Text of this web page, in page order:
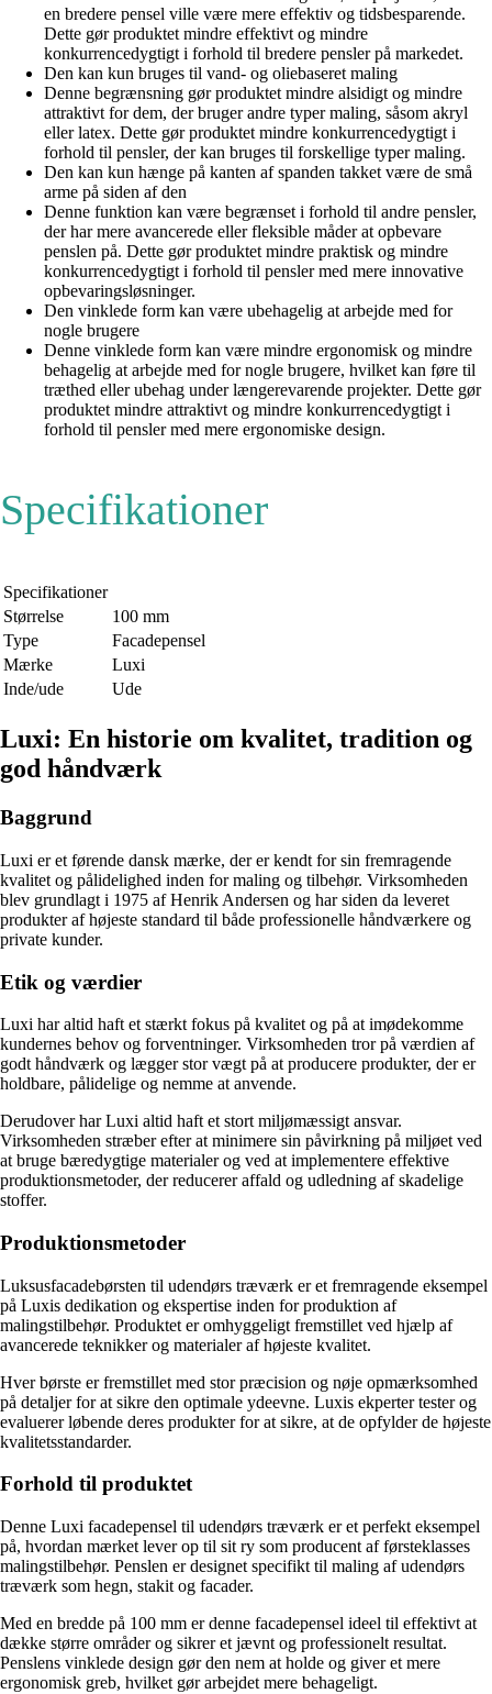
en bredere pensel ville være mere effektiv og tidsbesparende.
Dette gør produktet mindre effektivt og mindre
konkurrencedygtigt i forhold til bredere pensler på markedet.
Den kan kun bruges til vand- og oliebaseret maling
Denne begrænsning gør produktet mindre alsidigt og mindre
attraktivt for dem, der bruger andre typer maling, såsom akryl
eller latex. Dette gør produktet mindre konkurrencedygtigt i
forhold til pensler, der kan bruges til forskellige typer maling.
Den kan kun hænge på kanten af spanden takket være de små
arme på siden af den
Denne funktion kan være begrænset i forhold til andre pensler,
der har mere avancerede eller fleksible måder at opbevare
penslen på. Dette gør produktet mindre praktisk og mindre
konkurrencedygtigt i forhold til pensler med mere innovative
opbevaringsløsninger.
Den vinklede form kan være ubehagelig at arbejde med for
nogle brugere
Denne vinklede form kan være mindre ergonomisk og mindre
behagelig at arbejde med for nogle brugere, hvilket kan føre til
træthed eller ubehag under længerevarende projekter. Dette gør
produktet mindre attraktivt og mindre konkurrencedygtigt i
forhold til pensler med mere ergonomiske design.
Specifikationer
Specifikationer
Størrelse
100 mm
Type
Facadepensel
Mærke
Luxi
Inde/ude
Ude
Luxi: En historie om kvalitet, tradition og
god håndværk
Baggrund
Luxi er et førende dansk mærke, der er kendt for sin fremragende
kvalitet og pålidelighed inden for maling og tilbehør. Virksomheden
blev grundlagt i 1975 af Henrik Andersen og har siden da leveret
produkter af højeste standard til både professionelle håndværkere og
private kunder.
Etik og værdier
Luxi har altid haft et stærkt fokus på kvalitet og på at imødekomme
kundernes behov og forventninger. Virksomheden tror på værdien af
godt håndværk og lægger stor vægt på at producere produkter, der er
holdbare, pålidelige og nemme at anvende.
Derudover har Luxi altid haft et stort miljømæssigt ansvar.
Virksomheden stræber efter at minimere sin påvirkning på miljøet ved
at bruge bæredygtige materialer og ved at implementere effektive
produktionsmetoder, der reducerer affald og udledning af skadelige
stoffer.
Produktionsmetoder
Luksusfacadebørsten til udendørs træværk er et fremragende eksempel
på Luxis dedikation og ekspertise inden for produktion af
malingstilbehør. Produktet er omhyggeligt fremstillet ved hjælp af
avancerede teknikker og materialer af højeste kvalitet.
Hver børste er fremstillet med stor præcision og nøje opmærksomhed
på detaljer for at sikre den optimale ydeevne. Luxis ekperter tester og
evaluerer løbende deres produkter for at sikre, at de opfylder de højeste
kvalitetsstandarder.
Forhold til produktet
Denne Luxi facadepensel til udendørs træværk er et perfekt eksempel
på, hvordan mærket lever op til sit ry som producent af førsteklasses
malingstilbehør. Penslen er designet specifikt til maling af udendørs
træværk som hegn, stakit og facader.
Med en bredde på 100 mm er denne facadepensel ideel til effektivt at
dække større områder og sikrer et jævnt og professionelt resultat.
Penslens vinklede design gør den nem at holde og giver et mere
ergonomisk greb, hvilket gør arbejdet mere behageligt.